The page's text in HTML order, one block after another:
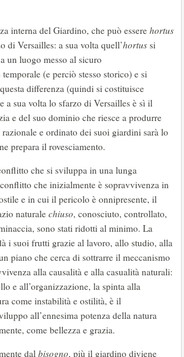
interna del Giardino, che può essere hortus
di Versailles: a sua volta quell’hortus si
un luogo messo al sicuro
(e perciò stesso storico) e si
differenza (quindi si costituisce
a sua volta lo sfarzo di Versailles è sì il
e del suo dominio che riesce a produrre
e ordinato dei suoi giardini sarà lo
prepara il rovesciamento.
che si sviluppa in una lunga
che inizialmente è sopravvivenza in
e in cui il pericolo è onnipresente, il
naturale chiuso, conosciuto, controllato,
sono stati ridotti al minimo. La
i suoi frutti grazie al lavoro, allo studio, alla
piano che cerca di sottrarre il meccanismo
alla causalità e alla casualità naturali:
e all’organizzazione, la spinta alla
come instabilità e ostilità, è il
all’ennesima potenza della natura
come bellezza e grazia.
dal bisogno, più il giardino diviene